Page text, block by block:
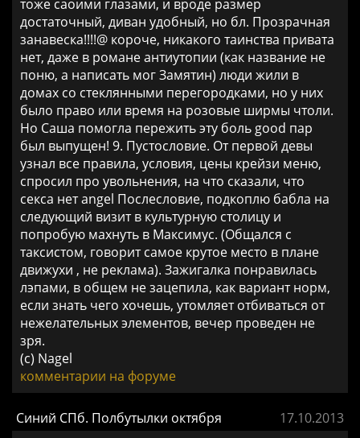
тоже саоими глазами, и вроде размер
достаточный, диван удобный, но бл. Прозрачная
занавеска!!!!@ короче, никакого таинства привата
нет, даже в романе антиутопии (как название не
поню, а написать мог Замятин) люди жили в
домах со стеклянными перегородками, но у них
было право или время на розовые ширмы чтоли.
Но Саша помогла пережить эту боль good пар
был выпущен! 9. Пустословие. От первой девы
узнал все правила, условия, цены крейзи меню,
спросил про увольнения, на что сказали, что
секса нет angel Послесловие, подкоплю бабла на
следующий визит в культурную столицу и
попробую махнуть в Максимус. (Общался с
таксистом, говорит самое крутое место в плане
движухи , не реклама). Зажигалка понравилась
лэпами, в общем не зацепила, как вариант норм,
если знать чего хочешь, утомляет отбиваться от
нежелательных элементов, вечер проведен не
зря.
(c) Nagel
комментарии на форуме
17.10.2013
Синий СПб. Полбутылки октября